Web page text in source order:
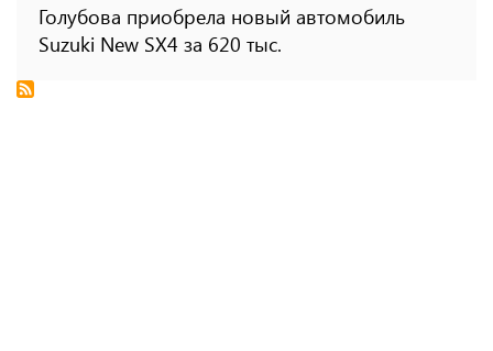
Голубова приобрела новый автомобиль
Suzuki New SX4 за 620 тыс.